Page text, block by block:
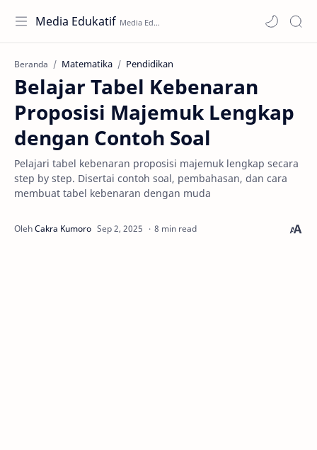
Media Edukatif
Beranda Matematika Pendidikan
Belajar Tabel Kebenaran
Proposisi Majemuk Lengkap
dengan Contoh Soal
Pelajari tabel kebenaran proposisi majemuk lengkap secara
step by step. Disertai contoh soal, pembahasan, dan cara
membuat tabel kebenaran dengan muda
8 min read